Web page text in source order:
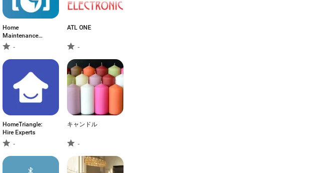
Home
Maintenance
Planner
-
ATL ONE
-
HomeTriangle:
Hire Experts
-
キャンドル
-